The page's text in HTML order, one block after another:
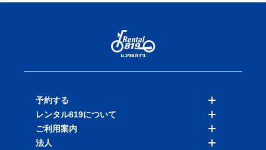
予約する
バイクを探す
店舗を探す
レンタル819について
料金表
ご利用案内
法人